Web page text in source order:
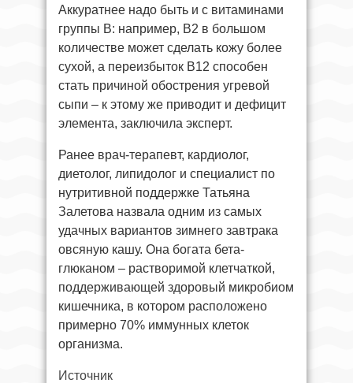
Аккуратнее надо быть и с витаминами
группы В: например, В2 в большом
количестве может сделать кожу более
сухой, а переизбыток В12 способен
стать причиной обострения угревой
сыпи – к этому же приводит и дефицит
элемента, заключила эксперт.
Ранее врач-терапевт, кардиолог,
диетолог, липидолог и специалист по
нутритивной поддержке Татьяна
Залетова назвала одним из самых
удачных вариантов зимнего завтрака
овсяную кашу. Она богата бета-
глюканом – растворимой клетчаткой,
поддерживающей здоровый микробиом
кишечника, в котором расположено
примерно 70% иммунных клеток
организма.
Источник